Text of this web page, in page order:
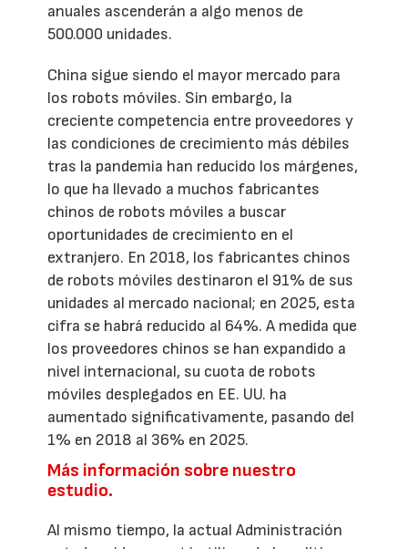
anuales ascenderán a algo menos de
500.000 unidades.
China sigue siendo el mayor mercado para
los robots móviles. Sin embargo, la
creciente competencia entre proveedores y
las condiciones de crecimiento más débiles
tras la pandemia han reducido los márgenes,
lo que ha llevado a muchos fabricantes
chinos de robots móviles a buscar
oportunidades de crecimiento en el
extranjero. En 2018, los fabricantes chinos
de robots móviles destinaron el 91% de sus
unidades al mercado nacional; en 2025, esta
cifra se habrá reducido al 64%. A medida que
los proveedores chinos se han expandido a
nivel internacional, su cuota de robots
móviles desplegados en EE. UU. ha
aumentado significativamente, pasando del
1% en 2018 al 36% en 2025.
Más información sobre nuestro
estudio.
Al mismo tiempo, la actual Administración